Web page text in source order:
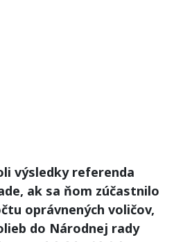
výsledky referenda
ak sa ňom zúčastnilo
oprávnených voličov,
do Národnej rady